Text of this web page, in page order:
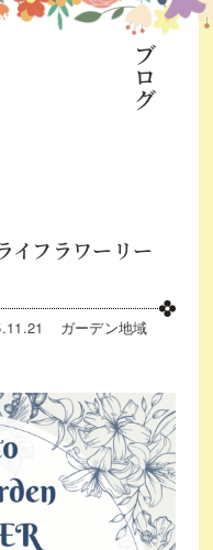
ブログ
フラワーリー
ガーデン地域